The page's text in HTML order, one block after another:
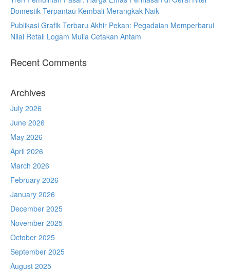
Domestik Terpantau Kembali Merangkak Naik
Publikasi Grafik Terbaru Akhir Pekan: Pegadaian Memperbarui
Nilai Retail Logam Mulia Cetakan Antam
Recent Comments
Archives
July 2026
June 2026
May 2026
April 2026
March 2026
February 2026
January 2026
December 2025
November 2025
October 2025
September 2025
August 2025